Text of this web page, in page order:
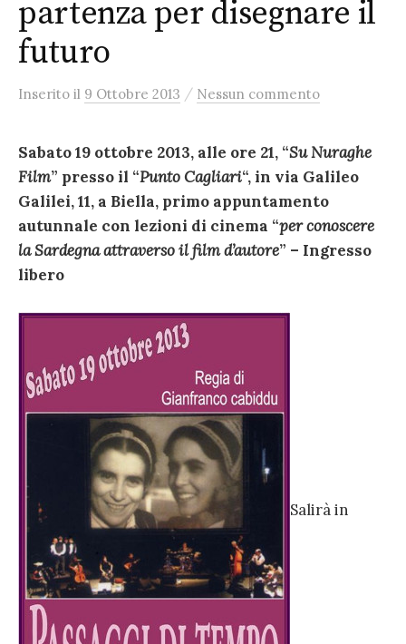
partenza per disegnare il
futuro
Inserito il 9 Ottobre 2013 / Nessun commento
Sabato 19 ottobre 2013, alle ore 21, “Su Nuraghe
Film” presso il “Punto Cagliari“, in via Galileo
Galilei, 11, a Biella, primo appuntamento
autunnale con lezioni di cinema “per conoscere
la Sardegna attraverso il film d’autore” – Ingresso
libero
Salirà in